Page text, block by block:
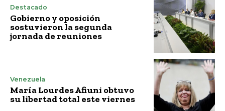
Destacado
Gobierno y oposición
sostuvieron la segunda
jornada de reuniones
Venezuela
María Lourdes Afiuni obtuvo
su libertad total este viernes